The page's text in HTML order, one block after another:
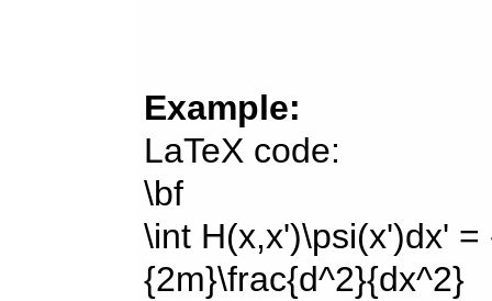
Example:
LaTeX code:
\bf
\int H(x,x')\psi(x')dx'
{2m}\frac{d^2}{dx^2}